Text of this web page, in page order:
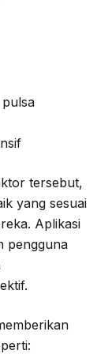
tersebut,
yang sesuai
Aplikasi
pengguna